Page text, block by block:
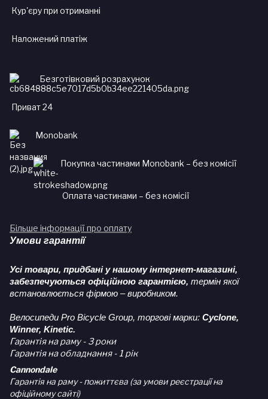
Кур'єру при отриманні
Наложений платіж
Безготівковий розрахунок
Приват 24
Monobank
Покупка частинами Monobank – без комісії
Оплата частинами – без комісії
Більше інформації про оплату
Умови гарантії
Усі товари, придбані у нашому інтернет-магазині,
забезпечуються офіційною гарантією, термін якої
встановлюється фірмою – виробником.
Велосипеди Pro Bicycle Group, торгові марки: Cyclone,
Winner, Kinetic.
Гарантія на раму - 3 роки
Гарантія на обладнання - 1 рік
Cannondale
Гарантія на раму - пожиттєва (за умови реєстрації на
офіційному сайті)